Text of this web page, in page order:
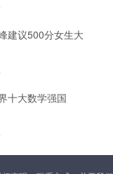
建议500分女生大
十大数学强国